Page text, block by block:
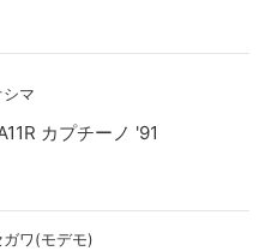
シマ
カプチーノ '91
ガワ(モデモ)